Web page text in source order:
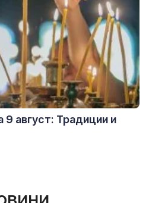
9 август: Традиции и